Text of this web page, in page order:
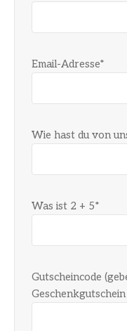
Email-Adresse*
Wie hast du von
Was ist 2 + 5*
Gutscheincode
Geschenkgutschein